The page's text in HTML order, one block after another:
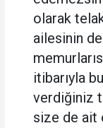
olarak
ailesinin
itibarıyla
verdiğiniz
size de ait